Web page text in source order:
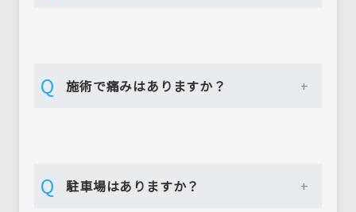
Q 施術で痛みはありますか？
Q 駐車場はありますか？